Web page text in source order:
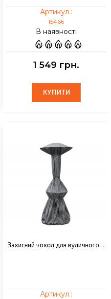
Артикул :
15466
В наявності
1 549 грн.
КУПИТИ
КУПИТИ
Захисний чохол для вуличного…
Артикул :